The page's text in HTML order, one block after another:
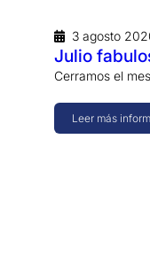
3 agosto
Julio
Cerramos el
Leer más